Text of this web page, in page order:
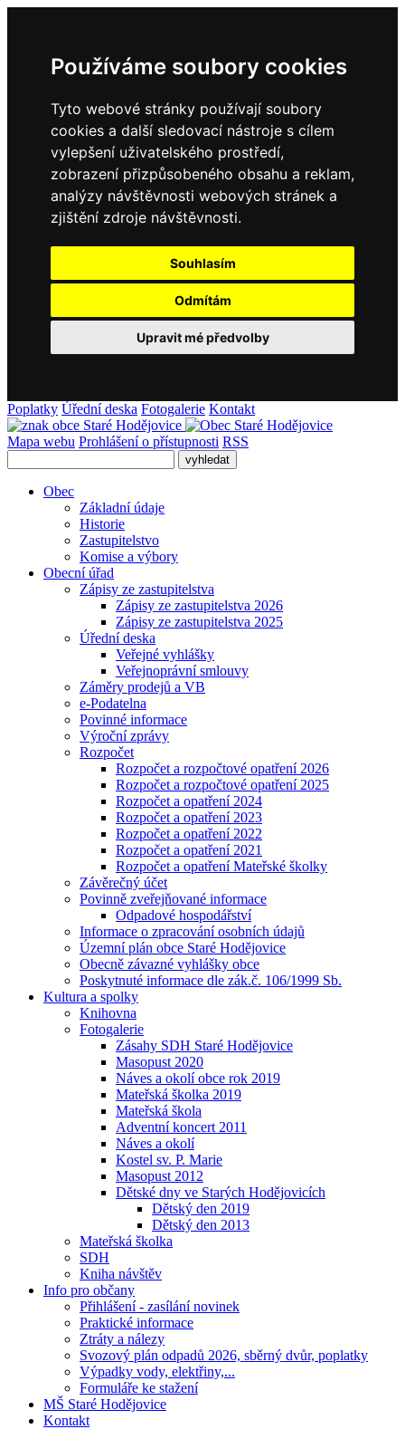
Používáme soubory cookies
Tyto webové stránky používají soubory
cookies a další sledovací nástroje s cílem
vylepšení uživatelského prostředí,
zobrazení přizpůsobeného obsahu a reklam,
analýzy návštěvnosti webových stránek a
zjištění zdroje návštěvnosti.
Souhlasím
Odmítám
Upravit mé předvolby
Poplatky Úřední deska Fotogalerie Kontakt
Mapa webu Prohlášení o přístupnosti RSS
Obec
Základní údaje
Historie
Zastupitelstvo
Komise a výbory
Obecní úřad
Zápisy ze zastupitelstva
Zápisy ze zastupitelstva 2026
Zápisy ze zastupitelstva 2025
Úřední deska
Veřejné vyhlášky
Veřejnoprávní smlouvy
Záměry prodejů a VB
e-Podatelna
Povinné informace
Výroční zprávy
Rozpočet
Rozpočet a rozpočtové opatření 2026
Rozpočet a rozpočtové opatření 2025
Rozpočet a opatření 2024
Rozpočet a opatření 2023
Rozpočet a opatření 2022
Rozpočet a opatření 2021
Rozpočet a opatření Mateřské školky
Závěrečný účet
Povinně zveřejňované informace
Odpadové hospodářství
Informace o zpracování osobních údajů
Územní plán obce Staré Hodějovice
Obecně závazné vyhlášky obce
Poskytnuté informace dle zák.č. 106/1999 Sb.
Kultura a spolky
Knihovna
Fotogalerie
Zásahy SDH Staré Hodějovice
Masopust 2020
Náves a okolí obce rok 2019
Mateřská školka 2019
Mateřská škola
Adventní koncert 2011
Náves a okolí
Kostel sv. P. Marie
Masopust 2012
Dětské dny ve Starých Hodějovicích
Dětský den 2019
Dětský den 2013
Mateřská školka
SDH
Kniha návštěv
Info pro občany
Přihlášení - zasílání novinek
Praktické informace
Ztráty a nálezy
Svozový plán odpadů 2026, sběrný dvůr, poplatky
Výpadky vody, elektřiny,...
Formuláře ke stažení
MŠ Staré Hodějovice
Kontakt